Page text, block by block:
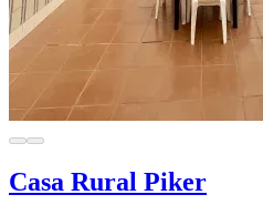
Casa Rural Piker